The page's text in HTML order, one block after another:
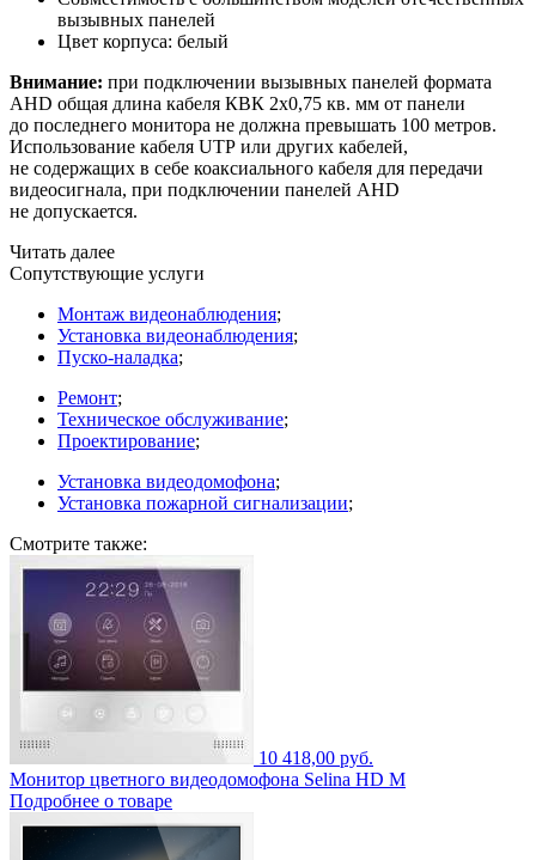
вызывных панелей
Цвет корпуса: белый
Внимание: при подключении вызывных панелей формата
AHD общая длина кабеля КВК 2х0,75 кв. мм от панели
до последнего монитора не должна превышать 100 метров.
Использование кабеля UTP или других кабелей,
не содержащих в себе коаксиального кабеля для передачи
видеосигнала, при подключении панелей AHD
не допускается.
Читать далее
Сопутствующие услуги
Монтаж видеонаблюдения;
Установка видеонаблюдения;
Пуско-наладка;
Ремонт;
Техническое обслуживание;
Проектирование;
Установка видеодомофона;
Установка пожарной сигнализации;
Смотрите также:
10 418,00 руб.
Монитор цветного видеодомофона Selina HD M
Подробнее о товаре